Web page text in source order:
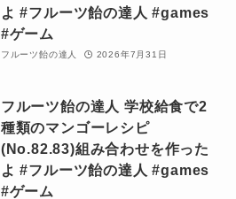
よ #フルーツ飴の達人 #games
#ゲーム
フルーツ飴の達人 2026年7月31日
フルーツ飴の達人 学校給食で2
種類のマンゴーレシピ
(No.82.83)組み合わせを作った
よ #フルーツ飴の達人 #games
#ゲーム